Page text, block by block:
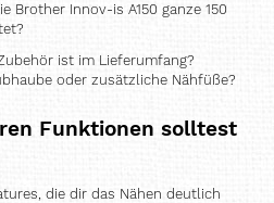
Brother Innov-is A150 ganze 150
ist im Lieferumfang?
oder zusätzliche Nähfüße?
Funktionen solltest
die dir das Nähen deutlich